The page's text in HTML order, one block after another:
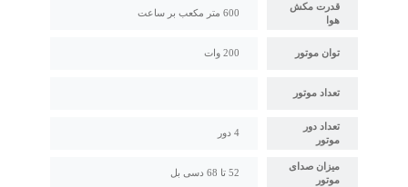
قدرت مکش
هوا
600 متر مکعب بر ساعت
توان موتور 200 وات
تعداد موتور
تعداد دور
موتور
4 دور
میزان صدای
موتور
52 تا 68 دسی بل